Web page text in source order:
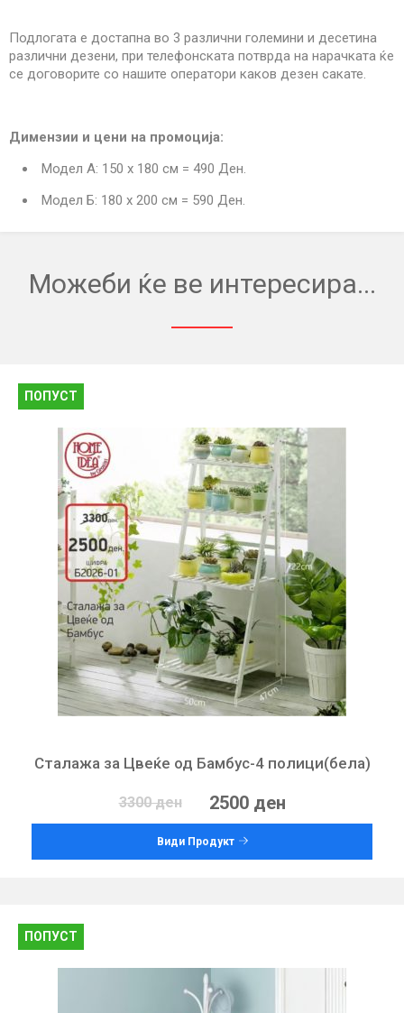
Подлогата е достапна во 3 различни големини и десетина
различни дезени, при телефонската потврда на нарачката ќе
се договорите со нашите оператори каков дезен сакате.
Димензии и цени на промоција:
Модел А: 150 x 180 см = 490 Ден.
Модел Б: 180 x 200 см = 590 Ден.
Можеби ќе ве интересира...
ПОПУСТ
Сталажа за Цвеќе од Бамбус-4 полици(бела)
3300 ден 2500 ден
Види Продукт
ПОПУСТ